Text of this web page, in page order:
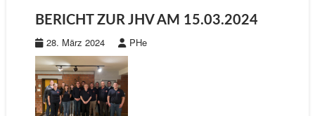
BERICHT ZUR JHV AM 15.03.2024
28. März 2024 PHe